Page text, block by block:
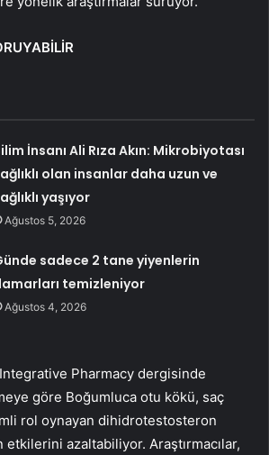
İnsanı Ali Rıza Akın: Mikrobiyotası
olan insanlar daha uzun ve
yaşıyor
Ağustos 5, 2026
sadece 2 tane yiyenlerin
temizleniyor
Ağustos 4, 2026
Pharmacy dergisinde
göre Boğumluca otu kökü, saç
rol oynayan dihidrotestosteron
azaltabiliyor. Araştırmacılar,